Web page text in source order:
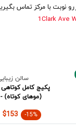
نوبت با مرکز تماس
1Clark Ave
سالن
پکیج کامل
(موهای کوتاه) -
$153 -15%